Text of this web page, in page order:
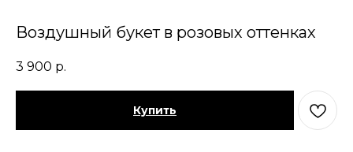
Воздушный букет в розовых оттенках
3 900 р.
Купить